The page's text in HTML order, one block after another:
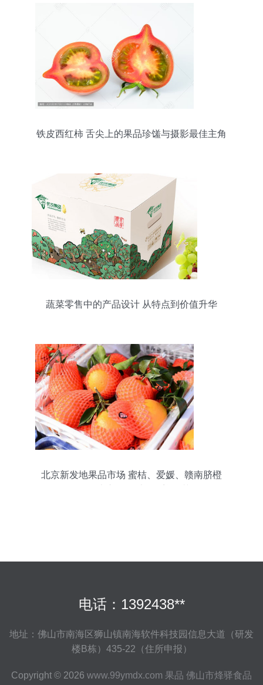
铁皮西红柿 舌尖上的果品珍馐与摄影最佳主角
蔬菜零售中的产品设计 从特点到价值升华
北京新发地果品市场 蜜桔、爱媛、赣南脐橙
电话：1392438**
地址：佛山市南海区狮山镇南海软件科技园信息大道（研发
楼B栋）435-22（住所申报）
Copyright © 2026 www.99ymdx.com 果品 佛山市烽驿食品